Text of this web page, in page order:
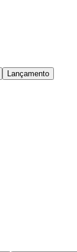
Lançamento